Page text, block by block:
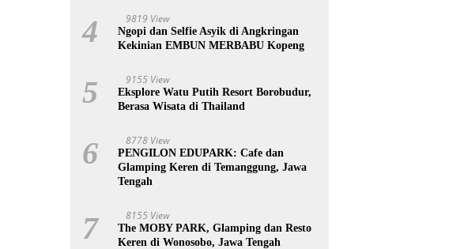
4 9819 View
Ngopi dan Selfie Asyik di Angkringan
Kekinian EMBUN MERBABU Kopeng
5 9155 View
Eksplore Watu Putih Resort Borobudur,
Berasa Wisata di Thailand
6 8778 View
PENGILON EDUPARK: Cafe dan
Glamping Keren di Temanggung, Jawa
Tengah
7 8155 View
The MOBY PARK, Glamping dan Resto
Keren di Wonosobo, Jawa Tengah